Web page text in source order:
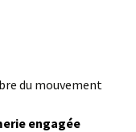
du mouvement
engagée